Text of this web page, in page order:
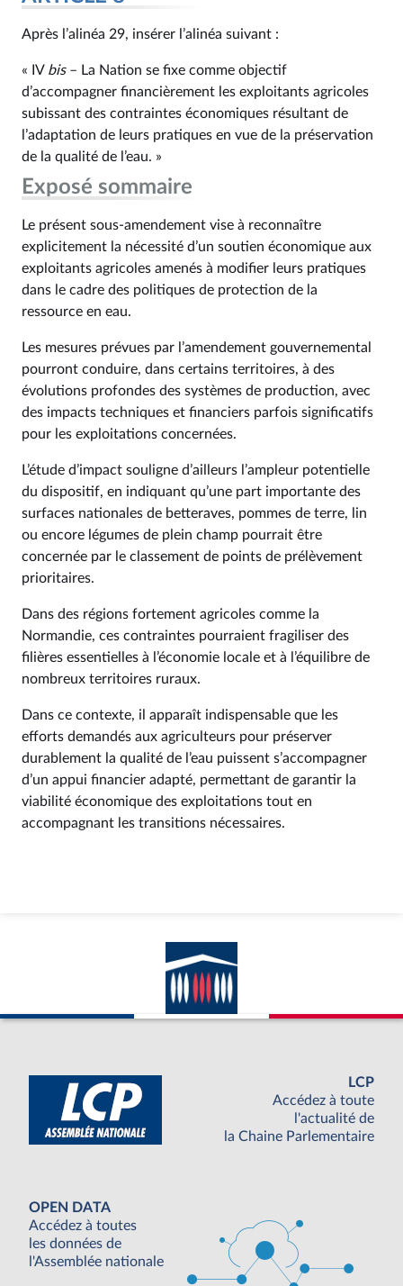
Après l’alinéa 29, insérer l’alinéa suivant :
« IV bis– La Nation se fixe comme objectif
d’accompagner financièrement les exploitants agricoles
subissant des contraintes économiques résultant de
l’adaptation de leurs pratiques en vue de la préservation
de la qualité de l’eau. »
Exposé sommaire
Le présent sous-amendement vise à reconnaître
explicitement la nécessité d’un soutien économique aux
exploitants agricoles amenés à modifier leurs pratiques
dans le cadre des politiques de protection de la
ressource en eau.
Les mesures prévues par l’amendement gouvernemental
pourront conduire, dans certains territoires, à des
évolutions profondes des systèmes de production, avec
des impacts techniques et financiers parfois significatifs
pour les exploitations concernées.
L’étude d’impact souligne d’ailleurs l’ampleur potentielle
du dispositif, en indiquant qu’une part importante des
surfaces nationales de betteraves, pommes de terre, lin
ou encore légumes de plein champ pourrait être
concernée par le classement de points de prélèvement
prioritaires.
Dans des régions fortement agricoles comme la
Normandie, ces contraintes pourraient fragiliser des
filières essentielles à l’économie locale et à l’équilibre de
nombreux territoires ruraux.
Dans ce contexte, il apparaît indispensable que les
efforts demandés aux agriculteurs pour préserver
durablement la qualité de l’eau puissent s’accompagner
d’un appui financier adapté, permettant de garantir la
viabilité économique des exploitations tout en
accompagnant les transitions nécessaires.
LCP
Accédez à toute
l'actualité de
la Chaine Parlementaire
OPEN DATA
Accédez à toutes
les données de
l'Assemblée nationale